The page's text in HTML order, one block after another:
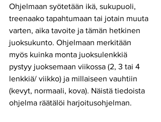
Ohjelmaan syötetään ikä, sukupuoli,
treenaako tapahtumaan tai jotain muuta
varten, aika tavoite ja tämän hetkinen
juoksukunto. Ohjelmaan merkitään
myös kuinka monta juoksulenkkiä
pystyy juoksemaan viikossa (2, 3 tai 4
lenkkiä/ viikko) ja millaiseen vauhtiin
(kevyt, normaali, kova). Näistä tiedoista
ohjelma räätälöi harjoitusohjelman.